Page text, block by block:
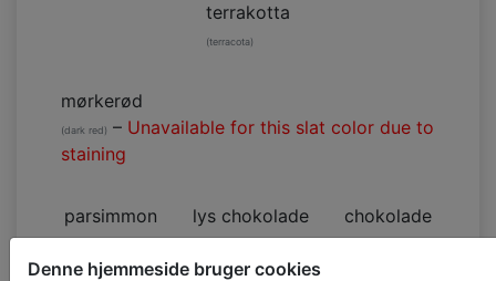
Denne hjemmeside bruger cookies
terrakotta
(terracota)
mørkerød
(dark red) – Unavailable for this slat color due to
staining
parsimmon lys chokolade chokolade